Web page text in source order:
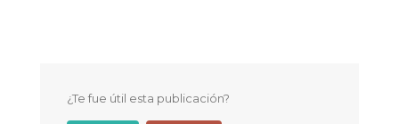
¿Te fue útil esta publicación?